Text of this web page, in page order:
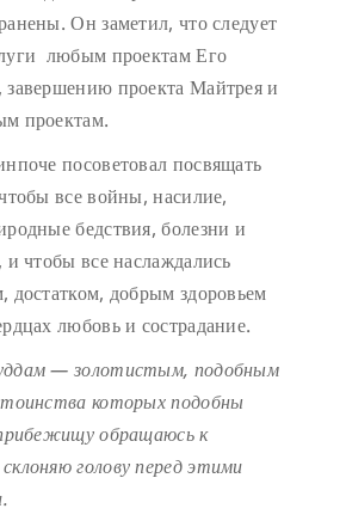
Он заметил, что следует
любым проектам Его
завершению проекта Майтрея и
проектам.
посоветовал посвящать
все войны, насилие,
бедствия, болезни и
и чтобы все наслаждались
достатком, добрым здоровьем
любовь и сострадание.
— золотистым, подобным
которых подобны
обращаюсь к
склоняю голову перед этими